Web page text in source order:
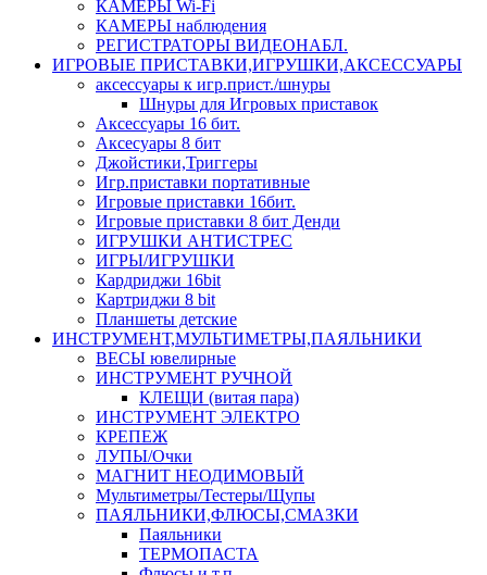
КАМЕРЫ Wi-Fi
КАМЕРЫ наблюдения
РЕГИСТРАТОРЫ ВИДЕОНАБЛ.
ИГРОВЫЕ ПРИСТАВКИ,ИГРУШКИ,АКСЕССУАРЫ
аксесcуары к игр.прист./шнуры
Шнуры для Игровых приставок
Аксессуары 16 бит.
Аксесуары 8 бит
Джойстики,Триггеры
Игр.приставки портативные
Игровые приставки 16бит.
Игровые приставки 8 бит Денди
ИГРУШКИ АНТИСТРЕС
ИГРЫ/ИГРУШКИ
Кардриджи 16bit
Картриджи 8 bit
Планшеты детские
ИНСТРУМЕНТ,МУЛЬТИМЕТРЫ,ПАЯЛЬНИКИ
ВЕСЫ ювелирные
ИНСТРУМЕНТ РУЧНОЙ
КЛЕЩИ (витая пара)
ИНСТРУМЕНТ ЭЛЕКТРО
КРЕПЕЖ
ЛУПЫ/Очки
МАГНИТ НЕОДИМОВЫЙ
Мультиметры/Тестеры/Щупы
ПАЯЛЬНИКИ,ФЛЮСЫ,СМАЗКИ
Паяльники
ТЕРМОПАСТА